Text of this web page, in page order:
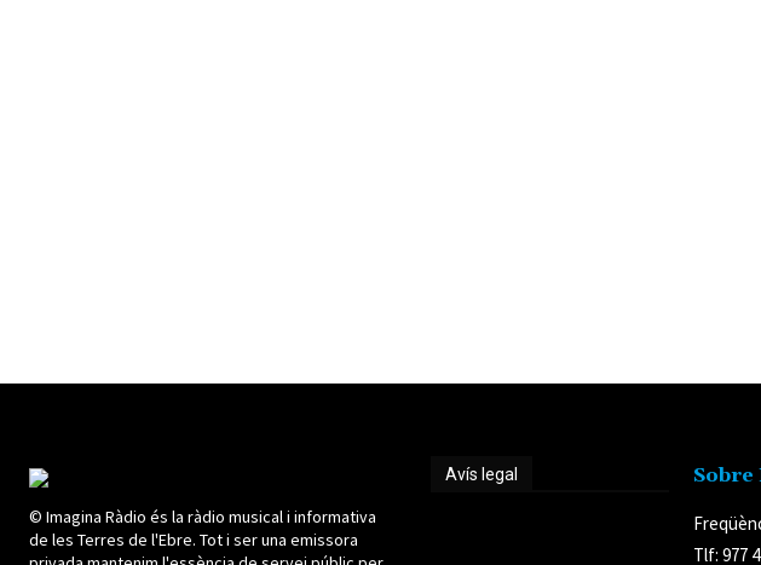
© Imagina Ràdio és la ràdio musical i informativa
de les Terres de l'Ebre. Tot i ser una emissora
Avís legal Sobre
Tlf: 977